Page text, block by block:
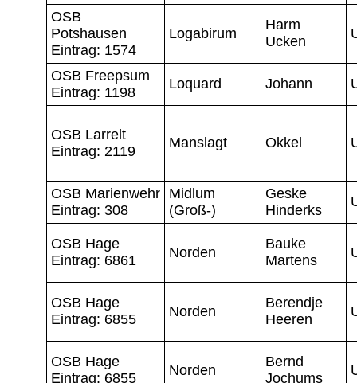
OSB
Potshausen
Eintrag: 1574
Logabirum
Harm
Ucken
OSB Freepsum
Eintrag: 1198
Loquard Johann
OSB Larrelt
Eintrag: 2119
Manslagt Okkel
OSB Marienwehr
Eintrag: 308
Midlum
(Groß-)
Geske
Hinderks
OSB Hage
Eintrag: 6861
Norden
Bauke
Martens
OSB Hage
Eintrag: 6855
Norden
Berendje
Heeren
OSB Hage
Eintrag: 6855
Norden
Bernd
Jochums